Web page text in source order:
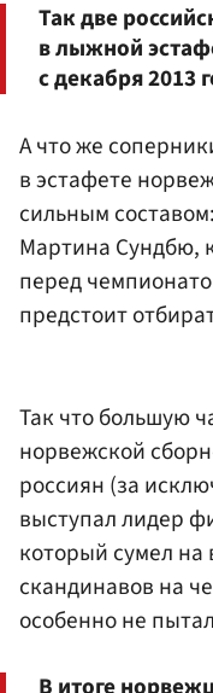
Так две
в лыжной
с декабря 2013
А что же
в эстафете
сильным
Мартина Сундбю,
перед
предстоит
Так что большую
норвежской
россиян (за
выступал лидер
который сумел на
скандинавов на
особенно не